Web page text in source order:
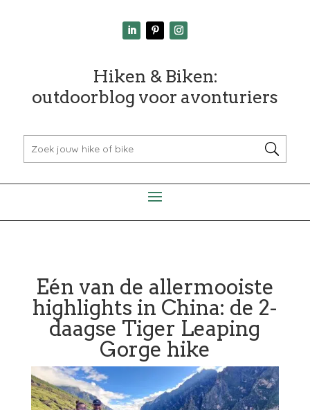
Hiken & Biken:
outdoorblog voor avonturiers
Eén van de allermooiste
highlights in China: de 2-
daagse Tiger Leaping
Gorge hike